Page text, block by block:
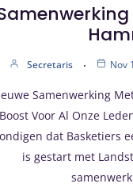
Secretaris Nov
Samenwerking
Voor Al Onze
dat Basketiers
is gestart met